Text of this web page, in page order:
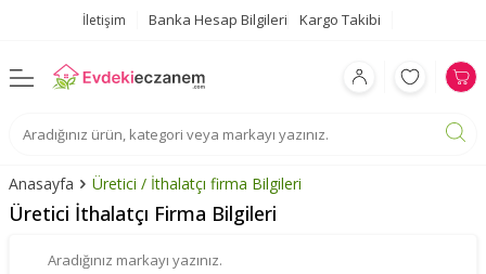
İletişim Banka Hesap Bilgileri Kargo Takibi
Anasayfa Üretici / İthalatçı firma Bilgileri
Üretici İthalatçı Firma Bilgileri